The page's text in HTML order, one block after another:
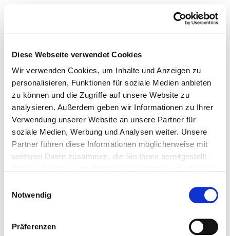
Diese Webseite verwendet Cookies
Wir verwenden Cookies, um Inhalte und Anzeigen zu
personalisieren, Funktionen für soziale Medien anbieten
zu können und die Zugriffe auf unsere Website zu
analysieren. Außerdem geben wir Informationen zu Ihrer
Verwendung unserer Website an unsere Partner für
soziale Medien, Werbung und Analysen weiter. Unsere
Partner führen diese Informationen möglicherweise mit
weiteren Daten zusammen, die Sie ihnen bereitgestellt
Notwendig
Präferenzen